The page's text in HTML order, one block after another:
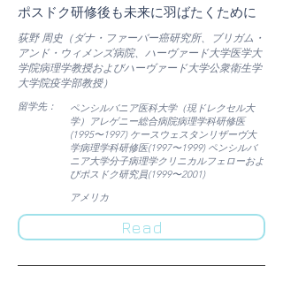
ポスドク研修後も未来に羽ばたくために
荻野 周史（ダナ・ファーバー癌研究所、ブリガム・
アンド・ウィメンズ病院、ハーヴァード大学医学大
学院病理学教授およびハーヴァード大学公衆衛生学
大学院疫学部教授）
​留学先：
ペンシルバニア医科大学（現ドレクセル大
学）アレゲニー総合病院病理学科研修医
(1995〜1997) ケースウェスタンリザーヴ大
学病理学科研修医(1997〜1999) ペンシルバ
ニア大学分子病理学クリニカルフェローおよ
びポスドク研究員(1999〜2001)
​アメリカ
Read